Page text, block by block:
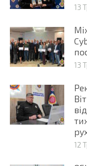
13
13
12